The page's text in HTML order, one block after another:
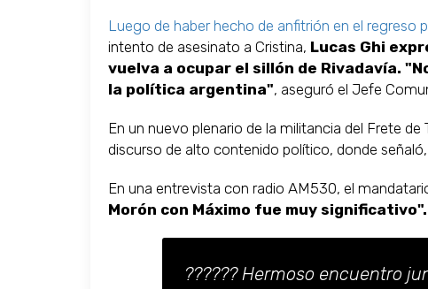
Luego de haber hecho de anfitrión en el regreso
intento de asesinato a Cristina, Lucas Ghi
vuelva a ocupar el sillón de Rivadavía.
la política argentina", aseguró el Jefe
En un nuevo plenario de la militancia del Frete
discurso de alto contenido político, donde
En una entrevista con radio AM530, el
Morón con Máximo fue muy significativo".
?????? Hermoso encuentro